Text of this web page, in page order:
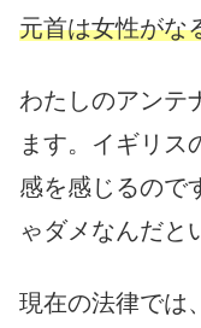
元首は女性がな
わたしのアンテ
ます。イギリス
感を感じるので
ゃダメなんだと
現在の法律では